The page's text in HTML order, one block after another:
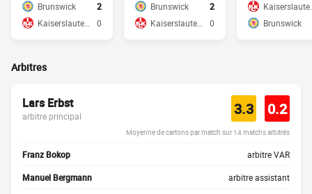
Brunswick
2
0
Brunswick
2
0
Brunswick
Arbitres
Lars Erbst
arbitre principal 3.3 0.2
Moyenne de cartons par match sur 14 matchs arbitrés
Franz Bokop arbitre VAR
Manuel Bergmann arbitre assistant